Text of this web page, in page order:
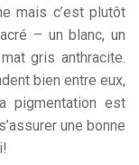
mais c’est plutôt
– un blanc, un
gris anthracite.
bien entre eux,
pigmentation est
une bonne